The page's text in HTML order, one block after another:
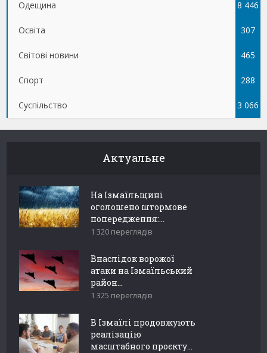
Одещина 8 446
Освіта 307
Світові новини 465
Спорт 288
Суспільство 3 066
Актуальне
На Ізмаїльщині
оголошено штормове
попередження:...
1 320 переглядів
Внаслідок ворожої
атаки на Ізмаїльський
район...
1 325 переглядів
В Ізмаїлі продовжують
реалізацію
масштабного проєкту...